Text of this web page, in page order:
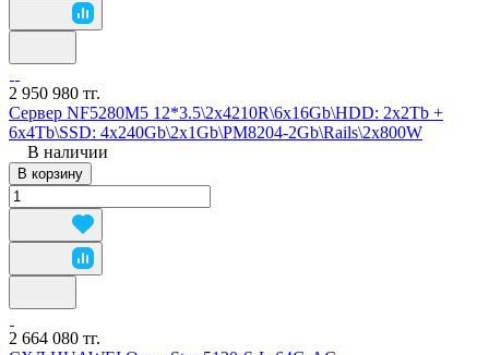
2 950 980 тг.
Сервер NF5280M5 12*3.5\2x4210R\6x16Gb\HDD: 2x2Tb +
6x4Tb\SSD: 4x240Gb\2x1Gb\PM8204-2Gb\Rails\2x800W
В наличии
В корзину
2 664 080 тг.